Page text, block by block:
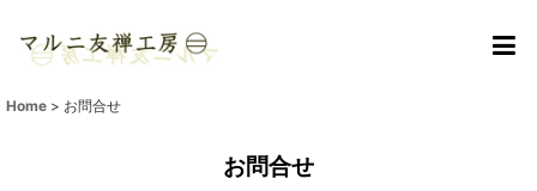
Home > お問合せ
お問合せ